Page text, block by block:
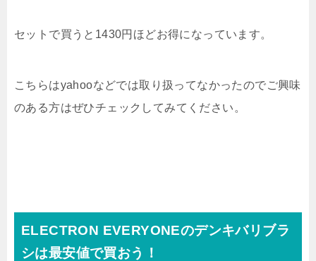
セットで買うと1430円ほどお得になっています。
こちらはyahooなどでは取り扱ってなかったのでご興味
のある方はぜひチェックしてみてください。
ELECTRON EVERYONEのデンキバリブラ
シは最安値で買おう！